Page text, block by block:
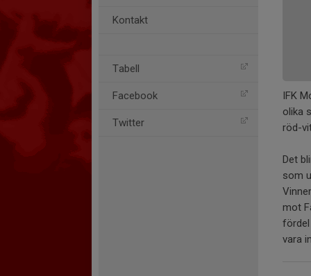
Kontakt
Tabell
Facebook
Twitter
IFK
olika
röd-
Det
som
mot
vara